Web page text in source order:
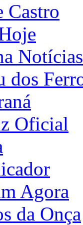
Castro
Notícias
dos
Oficial
Agora
da Onça